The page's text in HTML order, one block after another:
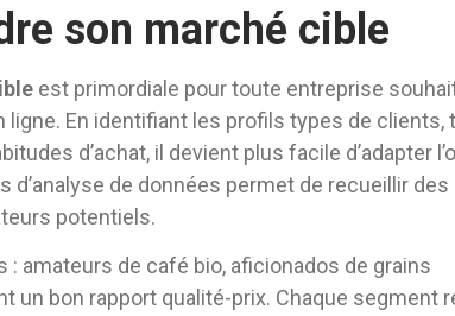
son marché cible
est primordiale pour toute entreprise
En identifiant les profils types de clients,
d’achat, il devient plus facile d’adapter
de données permet de recueillir des
potentiels.
amateurs de café bio, aficionados de grains
bon rapport qualité-prix. Chaque segment